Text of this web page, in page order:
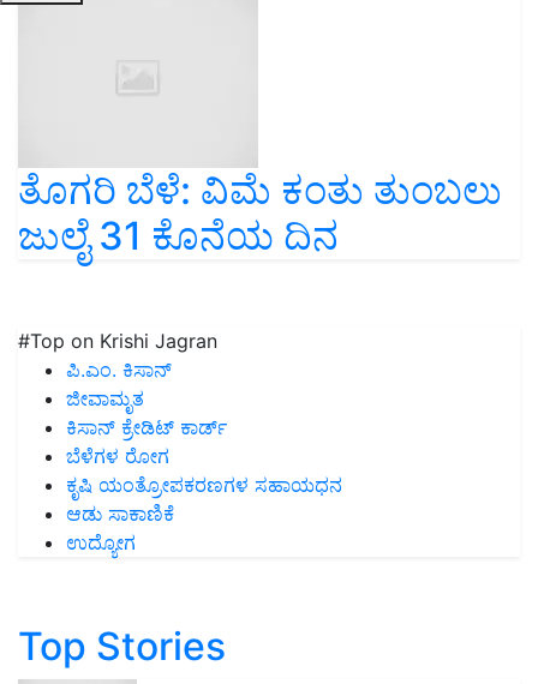
ತೊಗರಿ ಬೆಳೆ: ವಿಮೆ ಕಂತು ತುಂಬಲು
ಜುಲೈ 31 ಕೊನೆಯ ದಿನ
#Top on Krishi Jagran
ಪಿ.ಎಂ. ಕಿಸಾನ್
ಜೀವಾಮೃತ
ಕಿಸಾನ್ ಕ್ರೇಡಿಟ್ ಕಾರ್ಡ್
ಬೆಳೆಗಳ ರೋಗ
ಕೃಷಿ ಯಂತ್ರೋಪಕರಣಗಳ ಸಹಾಯಧನ
ಆಡು ಸಾಕಾಣಿಕೆ
ಉದ್ಯೋಗ
Top Stories